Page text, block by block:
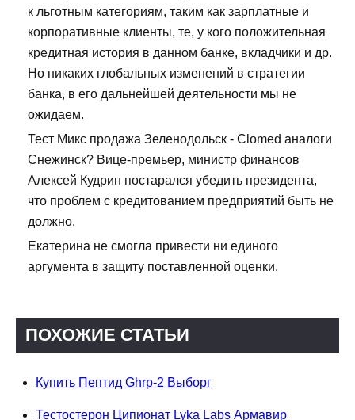
к льготным категориям, таким как зарплатные и
корпоративные клиенты, те, у кого положительная
кредитная история в данном банке, вкладчики и др.
Но никаких глобальных изменений в стратегии
банка, в его дальнейшей деятельности мы не
ожидаем.
Тест Микс продажа Зеленодольск - Clomed аналоги
Снежинск? Вице-премьер, министр финансов
Алексей Кудрин постарался убедить президента,
что проблем с кредитованием предприятий быть не
должно.
Екатерина не смогла привести ни единого
аргумента в защиту поставленной оценки.
ПОХОЖИЕ СТАТЬИ
Купить Пептид Ghrp-2 Выборг
Тестостерон Ципионат Lyka Labs Армавир